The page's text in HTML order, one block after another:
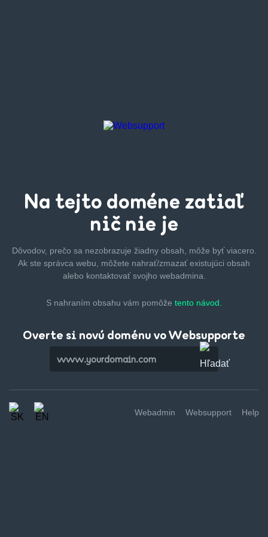
Na tejto doméne zatiaľ
nič nie je
Dôvodov, prečo sa nezobrazuje žiadny obsah, môže byťviacero.
Ak ste správca webu, môžete nahrať/zmazaťexistujúci obsah
alebo kontaktovať svojho webadmina.
S nahraním obsahu vám pomôže tento návod.
Overte si novú doménu vo Websupporte
Webadmin Websupport Help